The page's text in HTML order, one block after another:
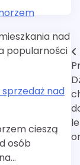
nad
popularności
nad
cieszą
osób